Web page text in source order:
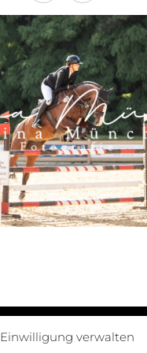
Einwilligung verwalten